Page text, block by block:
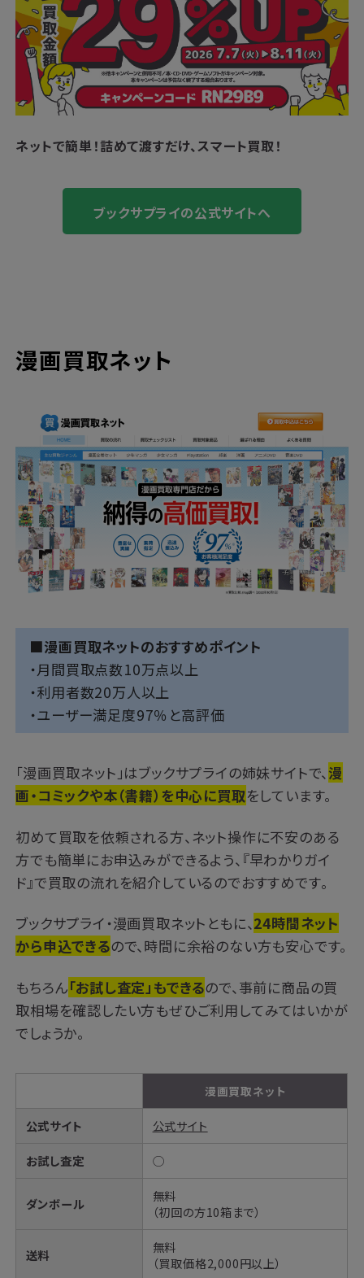
ネットで簡単！詰めて渡すだけ、スマート買取！
ブックサプライの公式サイトへ
漫画買取ネット
■漫画買取ネットのおすすめポイント
・月間買取点数10万点以上
・利用者数20万人以上
・ユーザー満足度97％と高評価
「漫画買取ネット」はブックサプライの姉妹サイトで、 漫
画・コミックや本（書籍）を中心に買取をしています。
初めて買取を依頼される方、ネット操作に不安のある
方でも簡単にお申込みができるよう、『早わかりガイ
ド』で買取の流れを紹介しているのでおすすめです。
ブックサプライ・漫画買取ネットともに、24時間ネット
から申込できるので、時間に余裕のない方も安心です。
もちろん「お試し査定」もできるので、事前に商品の買
取相場を確認したい方もぜひご利用してみてはいかが
でしょうか。
漫画買取ネット
公式サイト 公式サイト
お試し査定 ◯
ダンボール
無料
（初回の方10箱まで）
送料
無料
（買取価格2,000円以上）